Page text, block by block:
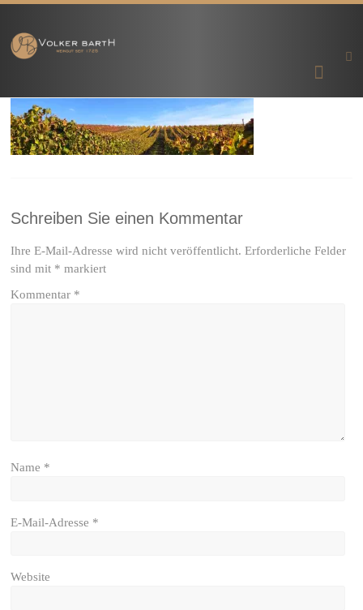
Inhalt
springen
Weingut
Barth
Prämierte
Premium-
| Lonsheim
bei Alzey
Schreiben Sie einen Kommentar
Ihre E-Mail-Adresse wird nicht veröffentlicht. Erforderliche Felder
sind mit * markiert
Kommentar *
Name *
E-Mail-Adresse *
Website